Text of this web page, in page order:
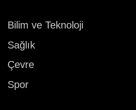
Bilim ve Teknoloji
Sağlık
Çevre
Spor